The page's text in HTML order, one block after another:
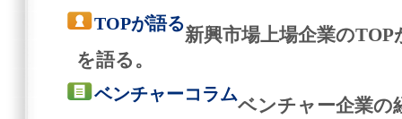
TOPが語る
新興市場上場企業の
を語る。
ベンチャーコラム
ベンチャー企業の